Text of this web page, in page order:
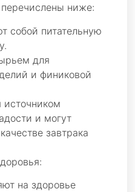
ниже:
собой питательную
для
и финиковой
источником
и могут
завтрака
на здоровье